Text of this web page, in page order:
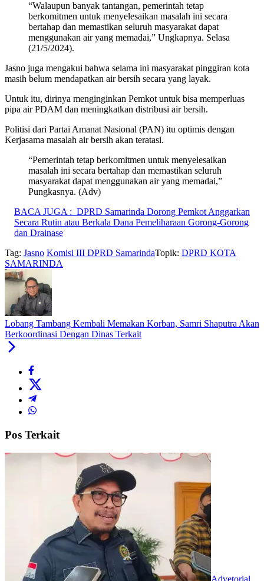
“Walaupun banyak tantangan, pemerintah tetap
berkomitmen untuk menyelesaikan masalah ini secara
bertahap dan memastikan seluruh masyarakat dapat
menggunakan air yang memadai,” Ungkapnya. Selasa
(21/5/2024).
Jasno juga mengakui bahwa selama ini masyarakat pinggiran kota
masih belum mendapatkan air bersih secara yang layak.
Untuk itu, dirinya menginginkan Pemkot untuk bisa memperluas
pipa air PDAM dan meningkatkan distribusi air bersih.
Politisi dari Partai Amanat Nasional (PAN) itu optimis dengan
Kerjasama masalah air bersih akan teratasi.
“Pemerintah tetap berkomitmen untuk menyelesaikan
masalah ini secara bertahap dan memastikan seluruh
masyarakat dapat menggunakan air yang memadai,”
Pungkasnya. (Adv)
BACA JUGA : DPRD Samarinda Dorong Pemkot Anggarkan
Secara Rutin atau Berkala Dana Pemeliharaan Gorong-Gorong
dan Drainase
Tag: Jasno Komisi III DPRD SamarindaTopik: DPRD KOTA
SAMARINDA
Lobang Tambang Kembali Memakan Korban, Samri Shaputra Akan
Berkoordinasi Dengan Dinas Terkait
Pos Terkait
Advetorial